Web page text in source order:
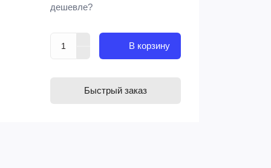
дешевле?
В корзину
Быстрый заказ